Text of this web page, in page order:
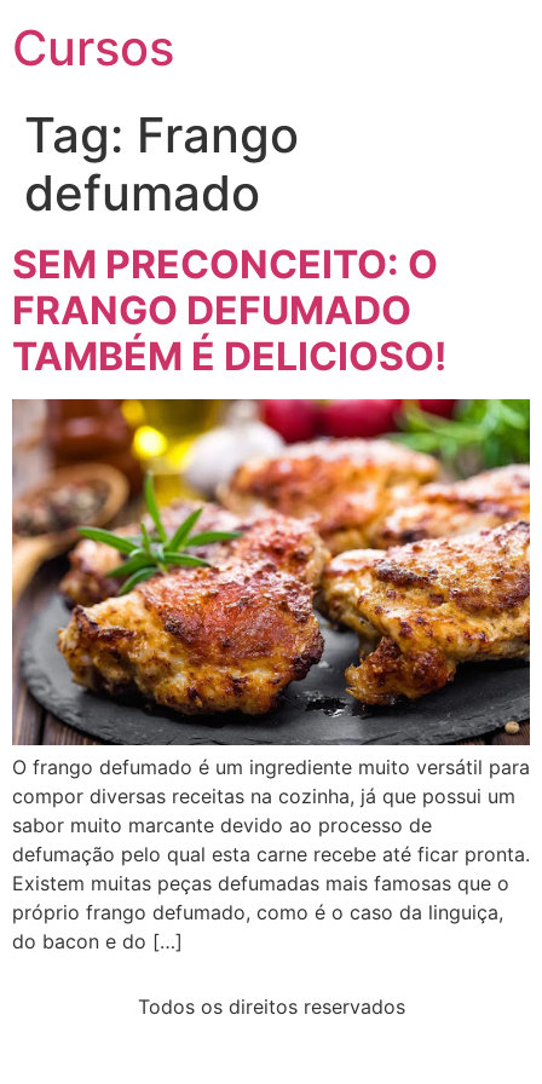
Cursos
Tag: Frango
defumado
SEM PRECONCEITO: O
FRANGO DEFUMADO
TAMBÉM É DELICIOSO!
O frango defumado é um ingrediente muito versátil para
compor diversas receitas na cozinha, já que possui um
sabor muito marcante devido ao processo de
defumação pelo qual esta carne recebe até ficar pronta.
Existem muitas peças defumadas mais famosas que o
próprio frango defumado, como é o caso da linguiça,
do bacon e do […]
Todos os direitos reservados